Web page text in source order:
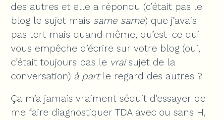
des autres et elle a répondu (c’était pas le
blog le sujet mais same same) que j’avais
pas tort mais quand même, qu’est-ce qui
vous empêche d’écrire sur votre blog (oui,
c’était toujours pas le vraisujet de la
conversation) à partle regard des autres ?
Ça m’a jamais vraiment séduit d’essayer de
me faire diagnostiquer TDA avec ou sans H,